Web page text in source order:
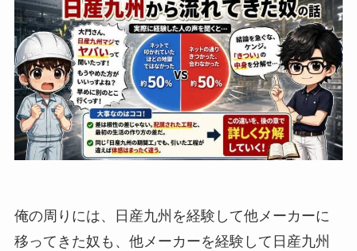
俺の周りには、日産九州を経験して他メーカーに
移ってきた奴も、他メーカーを経験して日産九州